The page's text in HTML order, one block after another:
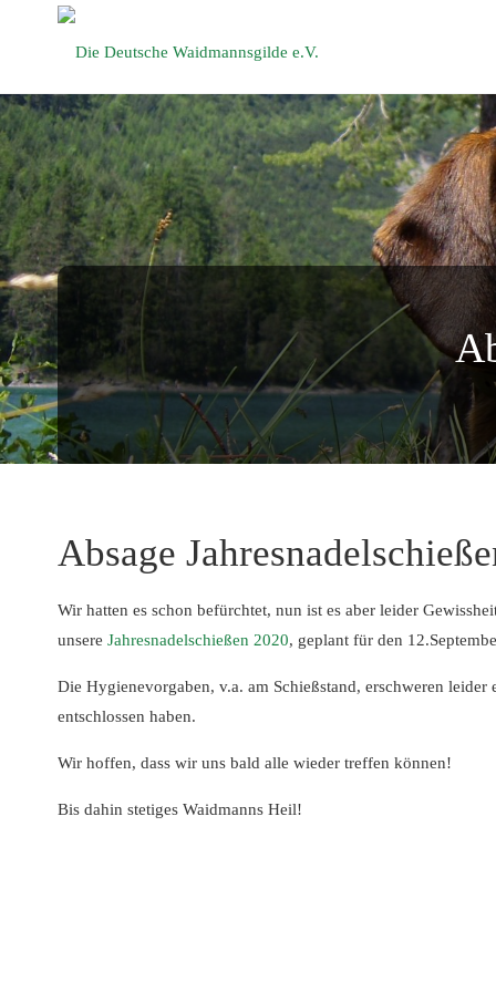
Absage
Wir hatten es schon befürchtet, nun ist es aber leider
unsere Jahresnadelschießen 2020, geplant für den
Die Hygienevorgaben, v.a. am Schießstand, erschweren
entschlossen haben.
Wir hoffen, dass wir uns bald alle wieder treffen können!
Bis dahin stetiges Waidmanns Heil!